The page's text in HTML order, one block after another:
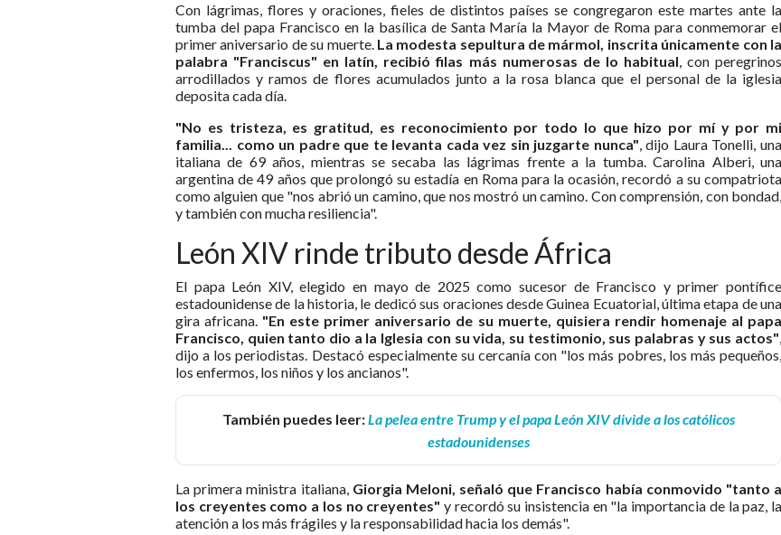
Con lágrimas, flores y oraciones, fieles de distintos países se congregaron este martes ante la
tumba del papa Francisco en la basílica de Santa María la Mayor de Roma para conmemorar el
primer aniversario de su muerte. La modesta sepultura de mármol, inscrita únicamente con la
palabra "Franciscus" en latín, recibió filas más numerosas de lo habitual, con peregrinos
arrodillados y ramos de flores acumulados junto a la rosa blanca que el personal de la iglesia
deposita cada día.
"No es tristeza, es gratitud, es reconocimiento por todo lo que hizo por mí y por mi
familia... como un padre que te levanta cada vez sin juzgarte nunca", dijo Laura Tonelli, una
italiana de 69 años, mientras se secaba las lágrimas frente a la tumba. Carolina Alberi, una
argentina de 49 años que prolongó su estadía en Roma para la ocasión, recordó a su compatriota
como alguien que "nos abrió un camino, que nos mostró un camino. Con comprensión, con bondad,
y también con mucha resiliencia".
León XIV rinde tributo desde África
El papa León XIV, elegido en mayo de 2025 como sucesor de Francisco y primer pontífice
estadounidense de la historia, le dedicó sus oraciones desde Guinea Ecuatorial, última etapa de una
gira africana. "En este primer aniversario de su muerte, quisiera rendir homenaje al papa
Francisco, quien tanto dio a la Iglesia con su vida, su testimonio, sus palabras y sus actos",
dijo a los periodistas. Destacó especialmente su cercanía con "los más pobres, los más pequeños,
los enfermos, los niños y los ancianos".
También puedes leer:La pelea entre Trump y el papa León XIV divide a los católicos
estadounidenses
La primera ministra italiana,Giorgia Meloni, señaló que Francisco había conmovido "tanto a
los creyentes como a los no creyentes" y recordó su insistencia en "la importancia de la paz, la
atención a los más frágiles y la responsabilidad hacia los demás".